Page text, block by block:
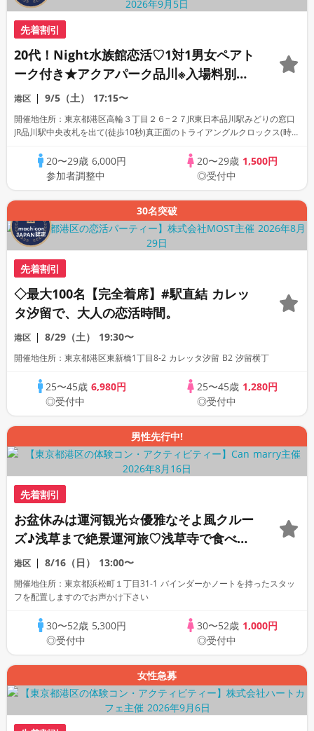
先着割引
20代！Night水族館恋活♡1対1男女ペアト
ーク付き★アクアパーク品川※入場料別途
必要
港区 9/5（土） 17:15〜
開催地住所：東京都港区高輪３丁目２６−２７JR東日本品川駅みどりの窓口
JR品川駅中央改札を出て(徒歩10秒)真正面のトライアングルクロックス(時計
20〜29歳 6,000円
参加者調整中
20〜29歳 1,500円
◎受付中
30名突破
先着割引
◇最大100名【完全着席】#駅直結 カレッ
タ汐留で、大人の恋活時間。
港区 8/29（土） 19:30〜
開催地住所：東京都港区東新橋1丁目8-2 カレッタ汐留 B2 汐留横丁
25〜45歳6,980円
◎受付中
25〜45歳 1,280円
◎受付中
男性先行中!
先着割引
お盆休みは運河観光☆優雅なそよ風クルー
ズ♪浅草まで絶景運河旅♡浅草寺で食べ歩
き★水上バスクルーズ！絶景水辺のおさん
ぽ優雅おさんぽコン♪
港区 8/16（日） 13:00〜
開催地住所：東京都浜松町１丁目31-1 バインダーかノートを持ったスタッ
フを配置しますのでお声かけ下さい
30〜52歳 5,300円
◎受付中
30〜52歳 1,000円
◎受付中
女性急募